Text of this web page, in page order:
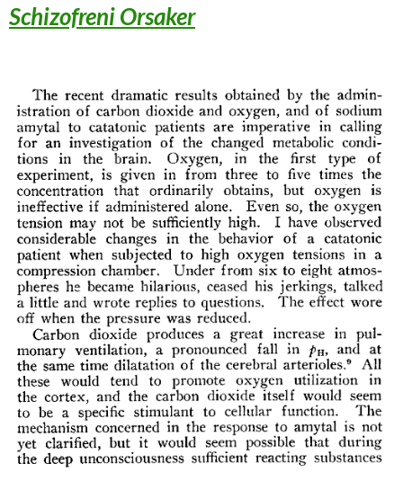
Schizofreni Orsaker